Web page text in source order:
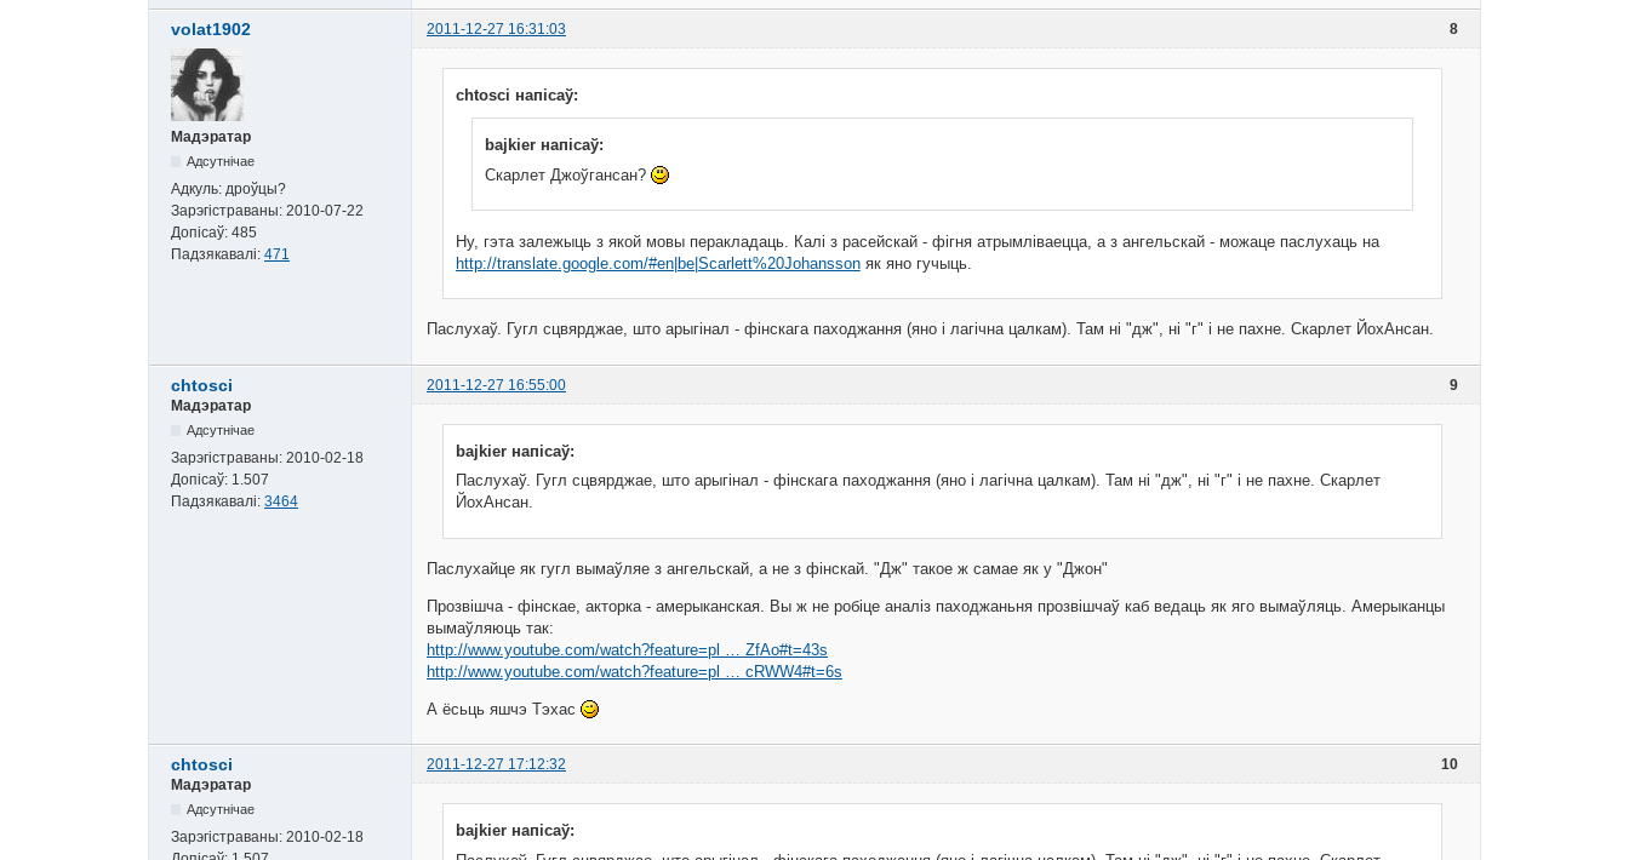
8
volat1902 2011-12-27 16:31:03
Мадэратар
Адсутнічае
Адкуль: дроўцы?
Зарэгістраваны: 2010-07-22
Допісаў: 485
Падзякавалі: 471
chtosci напісаў:
bajkier напісаў:
Скарлет Джоўгансан?
Ну, гэта залежыць з якой мовы перакладаць. Калі з расейскай - фігня атрымліваецца, а з ангельскай - можаце паслухаць на
http://translate.google.com/#en|be|Scarlett%20Johanssonяк яно гучыць.
Паслухаў. Гугл сцвярджае, што арыгінал - фінскага паходжання (яно і лагічна цалкам). Там ні "дж", ні "г" і не пахне. Скарлет ЙохАнсан.
9
chtosci
2011-12-27 16:55:00
Мадэратар
Адсутнічае
Зарэгістраваны: 2010-02-18
Допісаў: 1.507
Падзякавалі: 3464
bajkier напісаў:
Паслухаў. Гугл сцвярджае, што арыгінал - фінскага паходжання (яно і лагічна цалкам). Там ні "дж", ні "г" і не пахне. Скарлет
ЙохАнсан.
Паслухайце як гугл вымаўляе з ангельскай, а не з фінскай. "Дж" такое ж самае як у "Джон"
Прозвішча - фінскае, акторка - амерыканская. Вы ж не робіце аналіз паходжаньня прозвішчаў каб ведаць як яго вымаўляць. Амерыканцы
вымаўляюць так:
http://www.youtube.com/watch?feature=pl … ZfAo#t=43s
http://www.youtube.com/watch?feature=pl … cRWW4#t=6s
А ёсьць яшчэ Тэхас
10
chtosci
2011-12-27 17:12:32
Мадэратар
Адсутнічае
Зарэгістраваны: 2010-02-18
bajkier напісаў: